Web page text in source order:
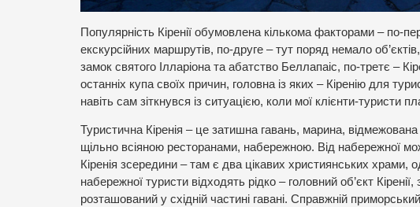
Популярність Кіренії обумовлена кількома факторами – по-
екскурсійних маршрутів, по-друге – тут поряд немало
замок святого Ілларіона та абатство Беллапаіс, по-третє –
останніх купа своїх причин, головна із яких – Кіренію для
навіть сам зіткнувся із ситуацією, коли мої клієнти-туристи
Туристична Кіренія – це затишна гавань, марина,
щільно всіяною ресторанами, набережною. Від набережної
Кіренія зсередини – там є два цікавих християнських храми,
набережної туристи відходять рідко – головний об’єкт
розташований у східній частині гавані. Справжній